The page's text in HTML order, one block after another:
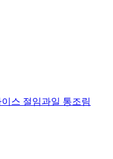
스 절임과일 통조림